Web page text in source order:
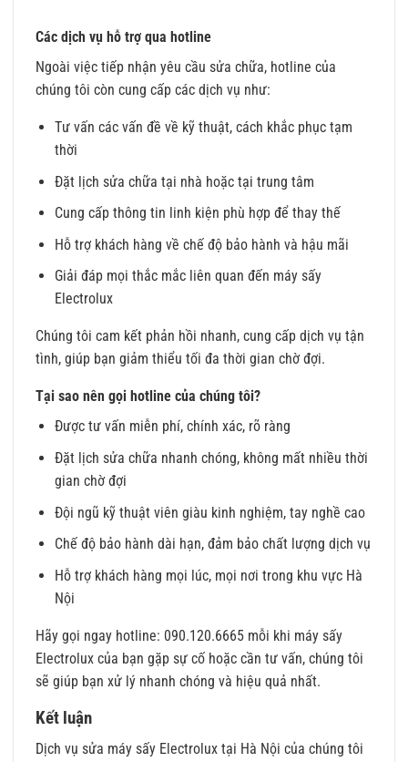
Các dịch vụ hỗ trợ qua hotline
Ngoài việc tiếp nhận yêu cầu sửa chữa, hotline của
chúng tôi còn cung cấp các dịch vụ như:
Tư vấn các vấn đề về kỹ thuật, cách khắc phục tạm
thời
Đặt lịch sửa chữa tại nhà hoặc tại trung tâm
Cung cấp thông tin linh kiện phù hợp để thay thế
Hỗ trợ khách hàng về chế độ bảo hành và hậu mãi
Giải đáp mọi thắc mắc liên quan đến máy sấy
Electrolux
Chúng tôi cam kết phản hồi nhanh, cung cấp dịch vụ tận
tình, giúp bạn giảm thiểu tối đa thời gian chờ đợi.
Tại sao nên gọi hotline của chúng tôi?
Được tư vấn miễn phí, chính xác, rõ ràng
Đặt lịch sửa chữa nhanh chóng, không mất nhiều thời
gian chờ đợi
Đội ngũ kỹ thuật viên giàu kinh nghiệm, tay nghề cao
Chế độ bảo hành dài hạn, đảm bảo chất lượng dịch vụ
Hỗ trợ khách hàng mọi lúc, mọi nơi trong khu vực Hà
Nội
Hãy gọi ngay hotline: 090.120.6665 mỗi khi máy sấy
Electrolux của bạn gặp sự cố hoặc cần tư vấn, chúng tôi
sẽ giúp bạn xử lý nhanh chóng và hiệu quả nhất.
Kết luận
Dịch vụ sửa máy sấy Electrolux tại Hà Nội của chúng tôi